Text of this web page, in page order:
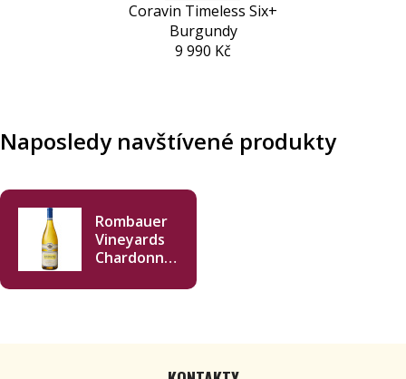
Coravin Timeless Six+
Burgundy
9 990 Kč
Naposledy navštívené produkty
Rombauer
Vineyards
Chardonnay